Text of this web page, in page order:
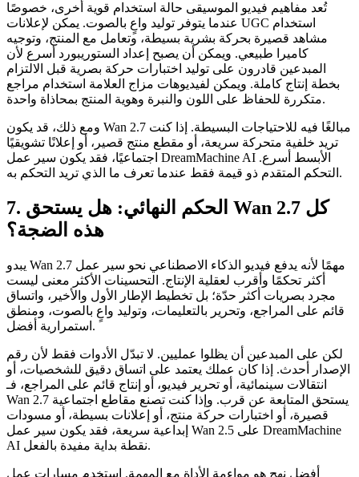
تُعد مفاهيم فيديو الموسيقى حالة استخدام قوية أخرى، خصوصًا
عندما يتوفر توليد واعٍ بالصوت. يمكن لإعلانات UGC استخدام
مشاهد قصيرة بحركة بشرية بسيطة، وتعامل مع المنتج، وتوجيه
كاميرا طبيعي. ويمكن أن يصبح إعداد الستوريبورد أسرع لأن
المبدعين قادرون على توليد اختبارات حركة بصرية قبل الالتزام
بخطة إنتاج كاملة. ويمكن لفيديوهات مزاج العلامة استخدام مراجع
متكررة للحفاظ على اللون والنبرة وهوية المنتج بمحاذاة واحدة.
ومع ذلك، قد يكون Wan 2.7 مبالغًا فيه للاحتياجات البسيطة. إذا كنت
تريد خلفية متحركة سريعة، أو مقطع منتج قصير، أو إعلانًا تشويقيًا
اجتماعيًا، فقد يكون سير عمل DreamMachine AI الأبسط أسرع.
التحكم المتقدم ذو قيمة فقط عندما تعرف ما الذي تريد التحكم به.
7. الحكم النهائي: هل يستحق Wan 2.7 كل
هذه الضجة؟
يبدو Wan 2.7 مهمًا لأنه يدفع فيديو الذكاء الاصطناعي نحو سير عمل
أكثر تحكمًا وأقرب لعقلية الإنتاج. التحسينات الأكثر معنى ليست
مجرد بصريات أكثر حدّة؛ بل تخطيط الإطار الأول والأخير، واتساق
قائم على المراجع، وتحرير بالتعليمات، وتوليد واعٍ بالصوت، ومنطق
استمرارية أفضل.
لكن على المبدعين أن يظلوا عمليين. لا تبدّل الأدوات فقط لأن رقم
الإصدار أحدث. إذا كان عملك يعتمد على اتساق دقيق للشخصيات، أو
انتقالات سينمائية، أو تحرير فيديو، أو إنتاج قائم على المراجع، فـ
Wan 2.7 يستحق المتابعة عن قرب. وإذا كنت تصنع مقاطع اجتماعية
قصيرة، أو اختبارات حركة منتج، أو إعلانات بسيطة، أو مسودات
إبداعية سريعة، فقد يكون سير عمل Wan 2.5 على DreamMachine
AI نقطة بداية مفيدة بالفعل.
أفضل نهج هو مواءمة الأداة مع المهمة. استخدم مسارات عمل